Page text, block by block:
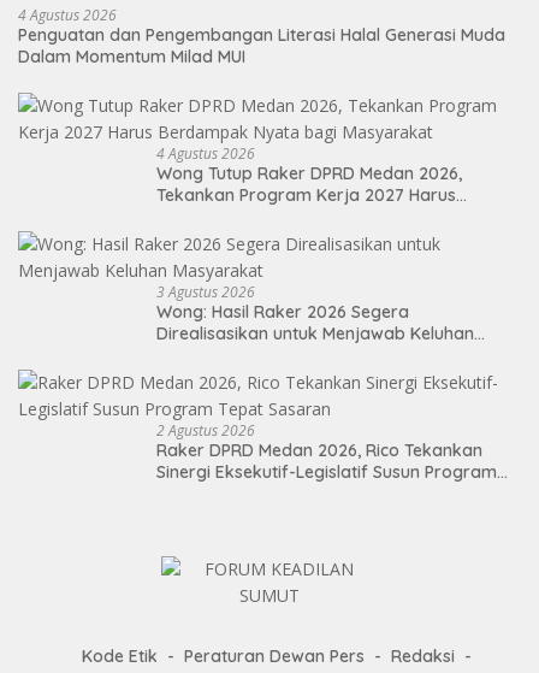
4 Agustus 2026
Penguatan dan Pengembangan Literasi Halal Generasi Muda
Dalam Momentum Milad MUI
4 Agustus 2026
Wong Tutup Raker DPRD Medan 2026,
Tekankan Program Kerja 2027 Harus
3 Agustus 2026
Wong: Hasil Raker 2026 Segera
Direalisasikan untuk Menjawab Keluhan
2 Agustus 2026
Raker DPRD Medan 2026, Rico Tekankan
Sinergi Eksekutif-Legislatif Susun Program
Kode Etik Peraturan Dewan Pers
Redaksi